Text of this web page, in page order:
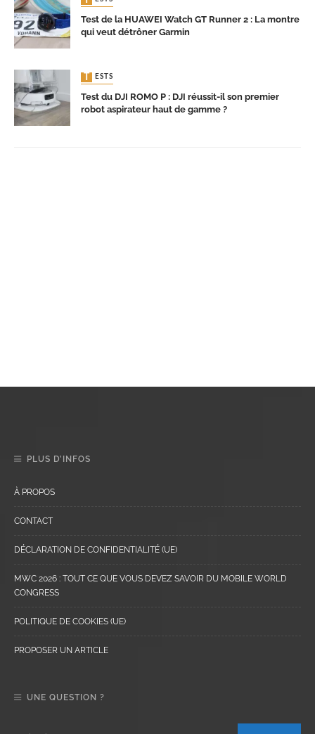
Test de la HUAWEI Watch GT Runner 2 : La montre
qui veut détrôner Garmin
TESTS
Test du DJI ROMO P : DJI réussit-il son premier
robot aspirateur haut de gamme ?
PLUS D’INFOS
À PROPOS
CONTACT
DÉCLARATION DE CONFIDENTIALITÉ (UE)
MWC 2026 : TOUT CE QUE VOUS DEVEZ SAVOIR DU MOBILE WORLD
CONGRESS
POLITIQUE DE COOKIES (UE)
PROPOSER UN ARTICLE
UNE QUESTION ?